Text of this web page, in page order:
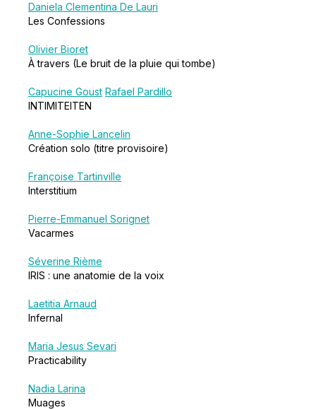
Daniela Clementina De Lauri
Les Confessions
Olivier Bioret
À travers (Le bruit de la pluie qui tombe)
Capucine Goust Rafael Pardillo
INTIMITEITEN
Anne-Sophie Lancelin
Création solo (titre provisoire)
Françoise Tartinville
Interstitium
Pierre-Emmanuel Sorignet
Vacarmes
Séverine Rième
IRIS : une anatomie de la voix
Laetitia Arnaud
Infernal
Maria Jesus Sevari
Practicability
Nadia Larina
Muages